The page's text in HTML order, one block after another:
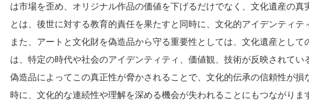
は市場を歪め、オリジナル作品の価値を下げるだけでなく、文化遺産の
とは、後世に対する教育的責任を果たすと同時に、文化的アイデンティテ
また、アートと文化財を偽造品から守る重要性としては、文化遺産とし
は、特定の時代や社会のアイデンティティ、価値観、技術が反映されてい
偽造品によってこの真正性が脅かされることで、文化的伝承の信頼性が
時に、文化的な連続性や理解を深める機会が失われることにもつながりま